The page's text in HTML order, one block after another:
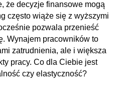
że decyzje finansowe mogą
często wiąże się z wyższymi
pozwala przenieść
Wynajem pracowników to
zatrudnienia, ale i większa
pracy. Co dla Ciebie jest
czy elastyczność?